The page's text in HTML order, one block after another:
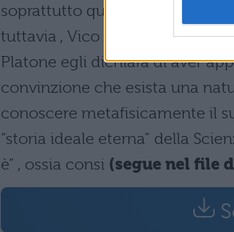
soprattutto quelli classici –
tuttavia , Vico riconosce nell’
Platone egli dichiara di aver
convinzione che esista una
conoscere metafisicamente il
“storia ideale eterna” della
è” , ossia consi (segue nel file